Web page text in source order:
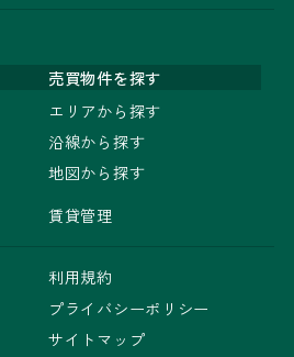
売買物件を探す
エリアから探す
沿線から探す
地図から探す
賃貸管理
利用規約
プライバシーポリシー
サイトマップ